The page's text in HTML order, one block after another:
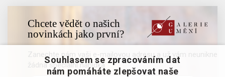
Chcete vědět o našich
novinkách jako první?
Zanechte nám vaši e-mailovou adresu a už vám neunikne
žádná speciální nabídka
Souhlasem se zpracováním dat
nám pomáháte zlepšovat naše